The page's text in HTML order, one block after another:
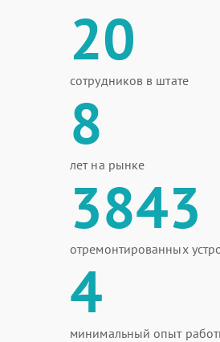
20
сотрудников в штате
8
лет на рынке
3843
отремонтированных
4
минимальный опыт